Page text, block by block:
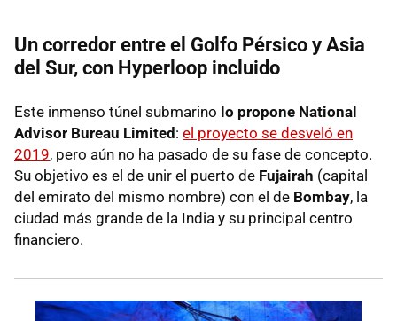
Un corredor entre el Golfo Pérsico y Asia
del Sur, con Hyperloop incluido
Este inmenso túnel submarino lo propone National
Advisor Bureau Limited: el proyecto se desveló en
2019, pero aún no ha pasado de su fase de concepto.
Su objetivo es el de unir el puerto de Fujairah (capital
del emirato del mismo nombre) con el de Bombay, la
ciudad más grande de la India y su principal centro
financiero.